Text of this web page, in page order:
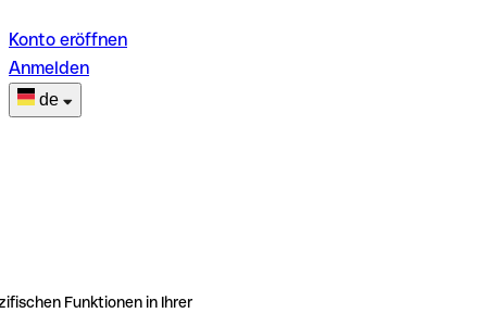
Konto eröffnen
Anmelden
de
Funktionen in Ihrer